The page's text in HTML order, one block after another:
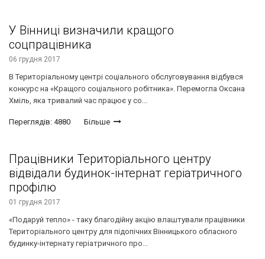
У Вінниці визначили кращого
соцпрацівника
06 грудня 2017
В Територіальному центрі соціального обслуговування відбувся
конкурс на «Кращого соціального робітника». Перемогла Оксана
Хміль, яка тривалий час працює у со...
Переглядів: 4880 Більше
Працівники Територіального центру
відвідали будинок-інтернат геріатричного
профілю
01 грудня 2017
«Подаруй тепло» - таку благодійну акцію влаштували працівники
Територіального центру для підопічних Вінницького обласного
будинку-інтернату геріатричного про...